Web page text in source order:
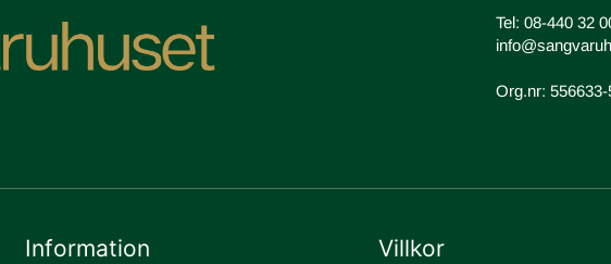
Tel: 08-440 32
Org.nr: 556633-
Information Villkor